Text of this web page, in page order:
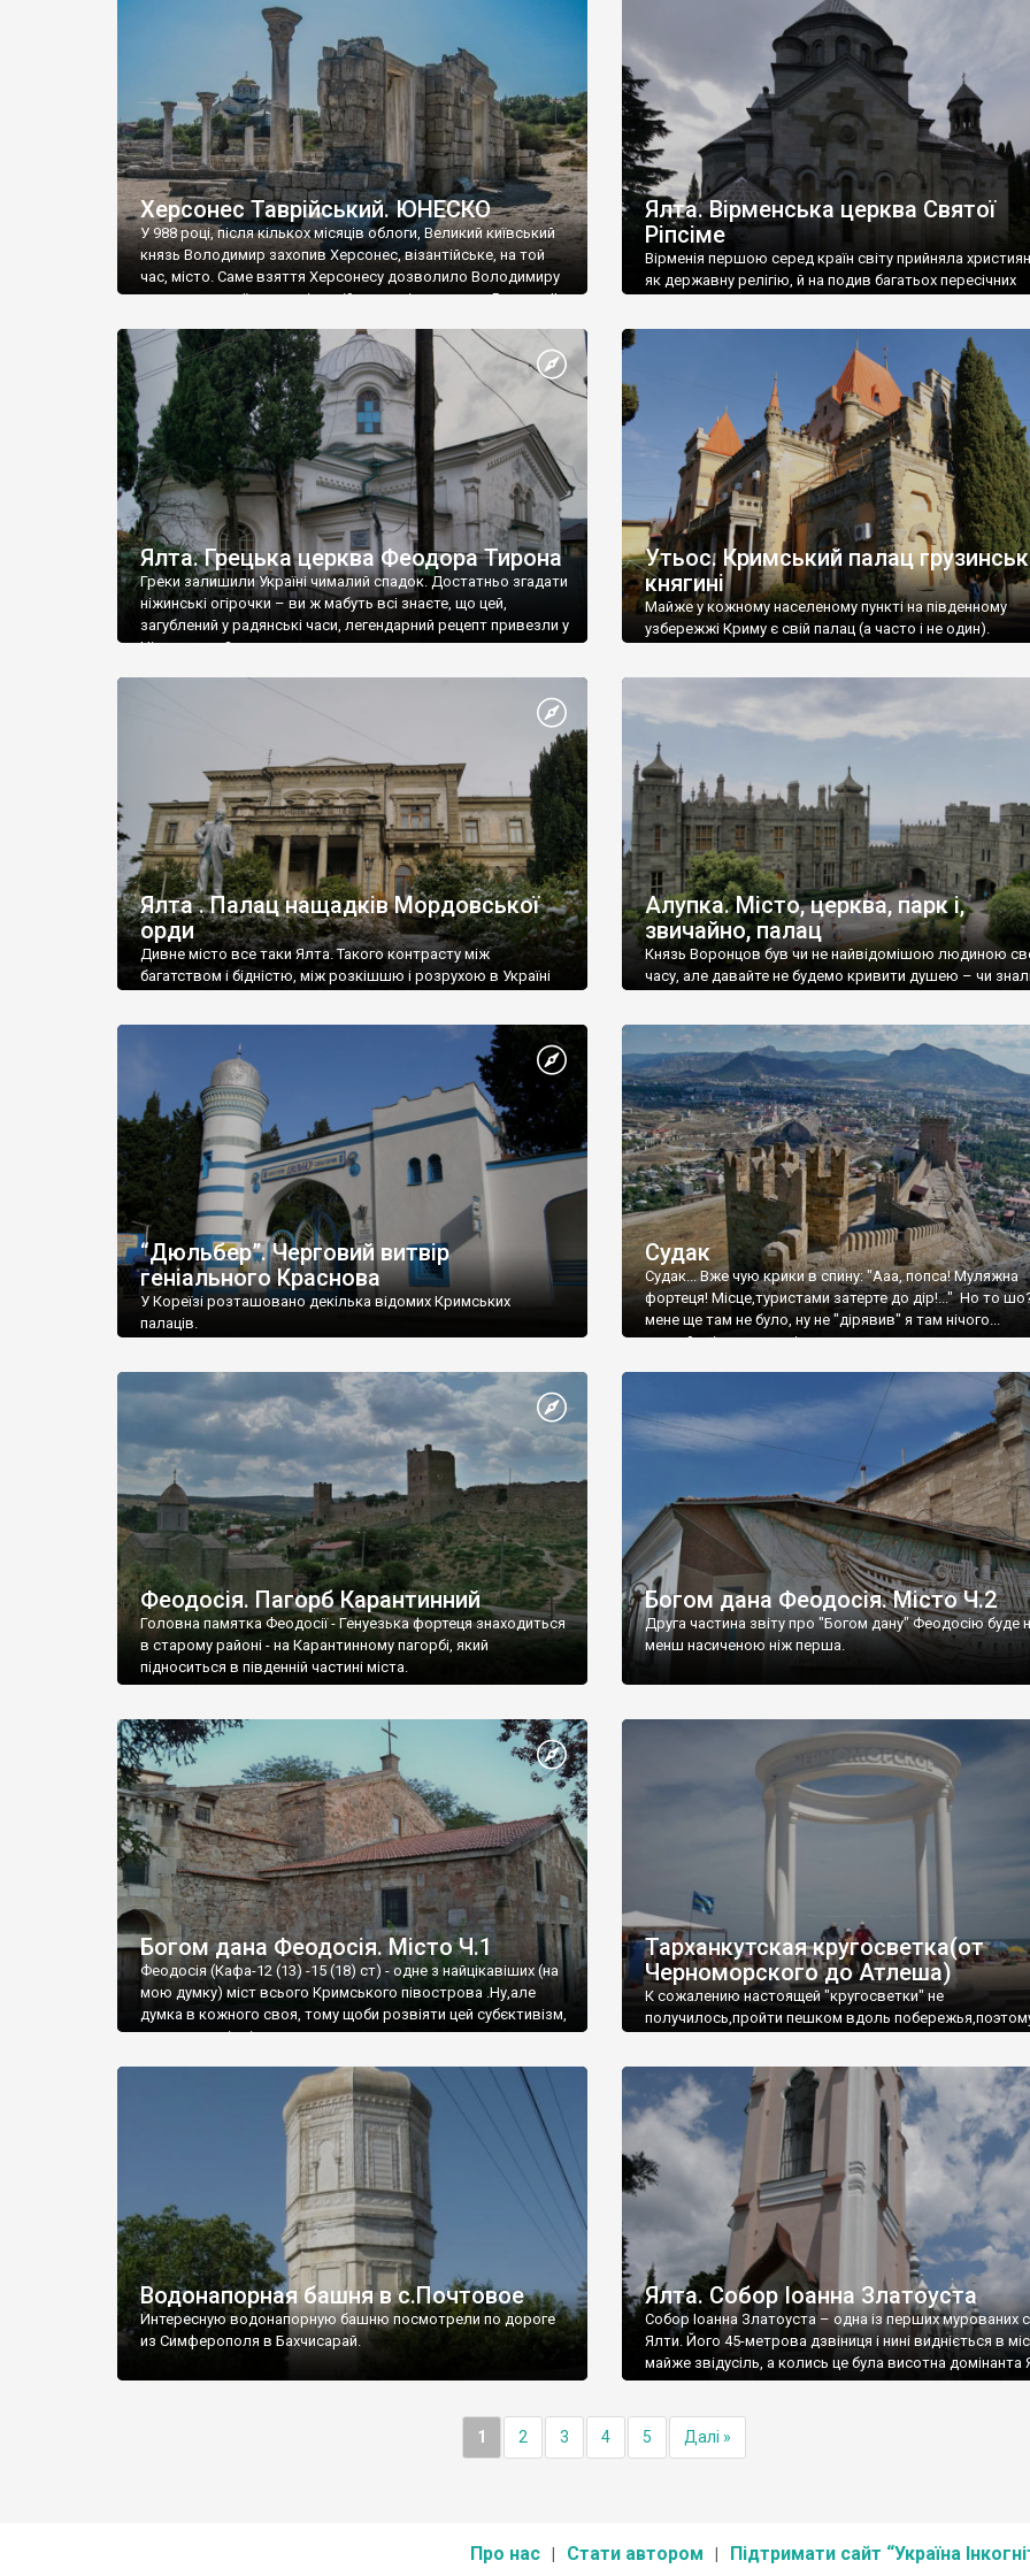
візантійської доби. Раритети викрадені з фондів об’єкту
культурної спадщини ЮНЕСКО «Херсонеса Таврійського».
Офіційно – на виставку «Золото Візантії», але експерти та
влада в Україні вважають це лише […]
називаються «повстяками» (postaki)…” “Вино. Крим
виробляє відмінне вино і його вдосталь: воно все
легке біле і дуже […]
Херсонес Таврійський. ЮНЕСКО
У 988 році, після кількох місяців облоги, Великий київський
князь Володимир захопив Херсонес, візантійське, на той
час, місто. Саме взяття Херсонесу дозволило Володимиру
диктувати свої умови візантійському імператору Василю ІІ,
Херсонесі Володимир-язичник, став Василем-
християнином. А потім було Хрещення Русі. На честь
Херсонесу Таврійського названо місто […]
Ялта. Вірменська церква Святої
Ріпсіме
Вірменія першою серед країн світу прийняла
як державну релігію, й на подив багатьох пересічних
Ялта. Грецька церква Феодора Тирона
Греки залишили Україні чималий спадок. Достатньо згадати
ніжинські огірочки – ви ж мабуть всі знаєте, що цей,
загублений у радянські часи, легендарний рецепт привезли у
Ніжин греки?
Утьос. Кримський палац
княгині
Майже у кожному населеному пункті на південному
узбережжі Криму є свій палац (а часто і не один).
Ялта . Палац нащадків Мордовської
орди
Дивне місто все таки Ялта. Такого контрасту між
багатством і бідністю, між розкішшю і розрухою в Україні
Алупка. Місто, церква, парк і,
звичайно, палац
Князь Воронцов був чи не найвідомішою людиною
часу, але давайте не будемо кривити душею – чи
“Дюльбер”. Черговий витвір
геніального Краснова
У Кореїзі розташовано декілька відомих Кримських
палаців.
Судак
Судак... Вже чую крики в спину: "Ааа, попса! Муляжна
фортеця! Місце,туристами затерте до дір!..." Но то
мене ще там не було, ну не "дірявив" я там нічого...
принаймні до цього літа.
Феодосія. Пагорб Карантинний
Головна памятка Феодосії - Генуезька фортеця знаходиться
в старому районі - на Карантинному пагорбі, який
підноситься в південній частині міста.
Богом дана Феодосія. Місто Ч.2
Друга частина звіту про "Богом дану" Феодосію буде
менш насиченою ніж перша.
Богом дана Феодосія. Місто Ч.1
Феодосія (Кафа-12 (13) -15 (18) ст) - одне з найцікавіших (на
мою думку) міст всього Кримського півострова .Ну,але
думка в кожного своя, тому щоби розвіяти цей субєктивізм,
запрошую відвідати це
Тарханкутская кругосветка(от
Черноморского до Атлеша)
К сожалению настоящей "кругосветки" не
получилось,пройти пешком вдоль
Водонапорная башня в с.Почтовое
Интересную водонапорную башню посмотрели по дороге
из Симферополя в Бахчисарай.
Ялта. Собор Іоанна Златоуста
Собор Іоанна Златоуста – одна із перших мурованих
Ялти. Його 45-метрова дзвіниця і нині видніється в
майже звідусіль, а колись це була висотна домінанта
1 2 3 4 5 Далі »
Про нас Стати автором Підтримати сайт “Україна